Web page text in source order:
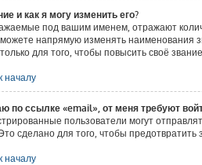
и как я могу изменить его?
под вашим именем, отражают
напрямую изменять наименования
для того, чтобы повысить своё
началу
по ссылке «email», от меня требуют
пользователи могут
сделано для того, чтобы
началу